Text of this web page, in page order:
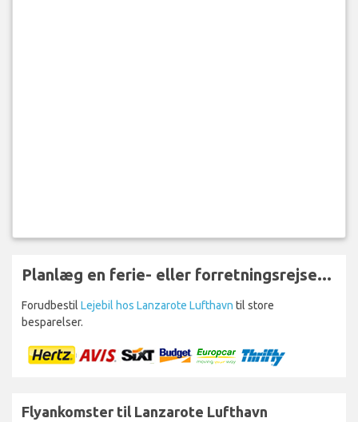
Planlæg en ferie- eller forretningsrejse...
Forudbestil Lejebil hos Lanzarote Lufthavn til store
besparelser.
Flyankomster til Lanzarote Lufthavn